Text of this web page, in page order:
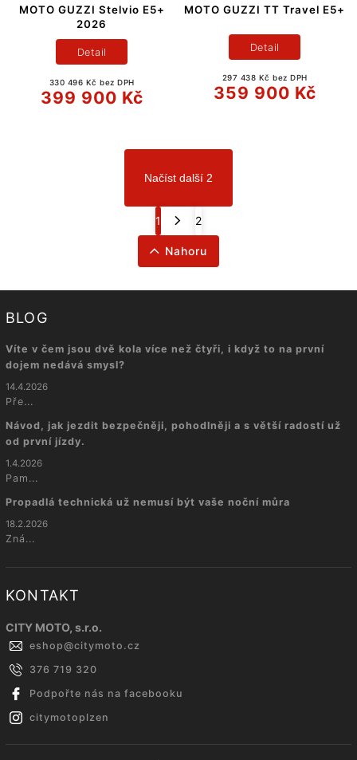
MOTO GUZZI Stelvio E5+
2026
330 496 Kč bez DPH
399 900 Kč
Detail
MOTO GUZZI TT Travel E5+
297 438 Kč bez DPH
359 900 Kč
Detail
Načíst další 2
1 2
Nahoru
BLOG
Víte v čem jsou dvě kola více než čtyři, i když to na první
dojem nedává smysl?
14.4.2026
Pře...
Návod, jak jezdit bezpečněji, pohodlněji a s větší radostí už
od první jízdy.
1.4.2026
Pam...
Propadlá technická už nemusí být vaše noční můra
18.2.2026
Zná...
KONTAKT
CITY MOTO, s.r.o.
eshop@citymoto.cz
376 719 320
Podpořte nás na facebooku
citymotoplzen